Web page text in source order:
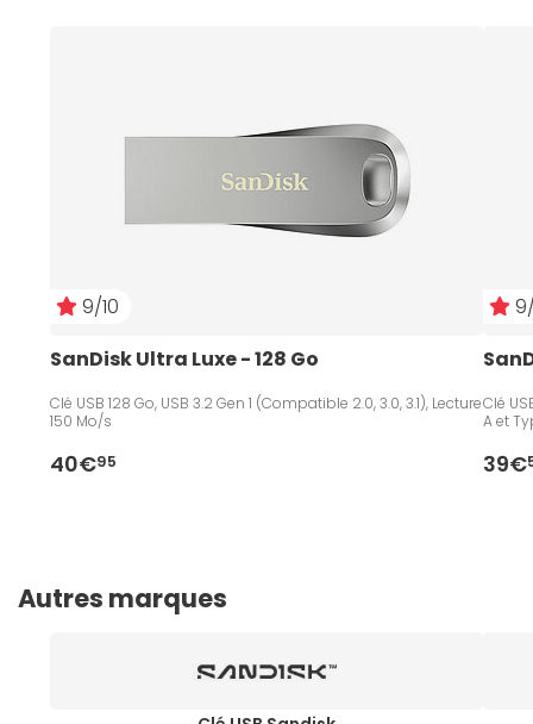
9/10
SanDisk Ultra Luxe - 128 Go
Clé USB 128 Go, USB 3.2 Gen 1 (Compatible 2.0, 3.0, 3.1), Lecture
150 Mo/s
40€95
Clé
A et
39€
Autres marques